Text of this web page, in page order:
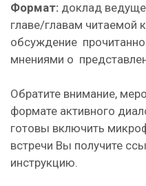
Формат: доклад
главе/главам читаемой
обсуждение
мнениями о
Обратите внимание,
формате активного
готовы включить
встречи Вы получите
инструкцию.